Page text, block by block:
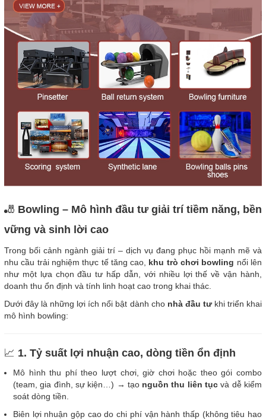
🎳 Bowling – Mô hình đầu tư giải trí tiềm năng, bền
vững và sinh lời cao
Trong bối cảnh ngành giải trí – dịch vụ đang phục hồi mạnh mẽ và
nhu cầu trải nghiệm thực tế tăng cao, khu trò chơi bowling nổi lên
như một lựa chọn đầu tư hấp dẫn, với nhiều lợi thế về vận hành,
doanh thu ổn định và tính linh hoạt cao trong khai thác.
Dưới đây là những lợi ích nổi bật dành cho nhà đầu tưkhi triển khai
mô hình bowling:
📈 1. Tỷ suất lợi nhuận cao, dòng tiền ổn định
Mô hình thu phí theo lượt chơi, giờ chơi hoặc theo gói combo
(team, gia đình, sự kiện…) → tạo nguồn thu liên tục và dễ kiểm
soát dòng tiền.
Biên lợi nhuận gộp cao do chi phí vận hành thấp (không tiêu hao